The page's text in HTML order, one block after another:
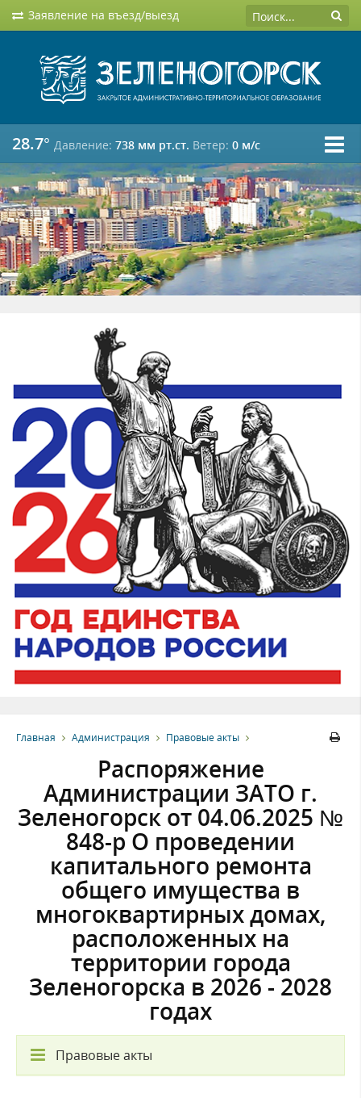
Заявление на въезд/выезд
28.7° Давление: 738 мм рт.ст. Ветер: 0 м/c
Главная Администрация Правовые акты
Распоряжение
Администрации ЗАТО г.
Зеленогорск от 04.06.2025 №
848-р О проведении
капитального ремонта
общего имущества в
многоквартирных домах,
расположенных на
территории города
Зеленогорска в 2026 - 2028
годах
Правовые акты